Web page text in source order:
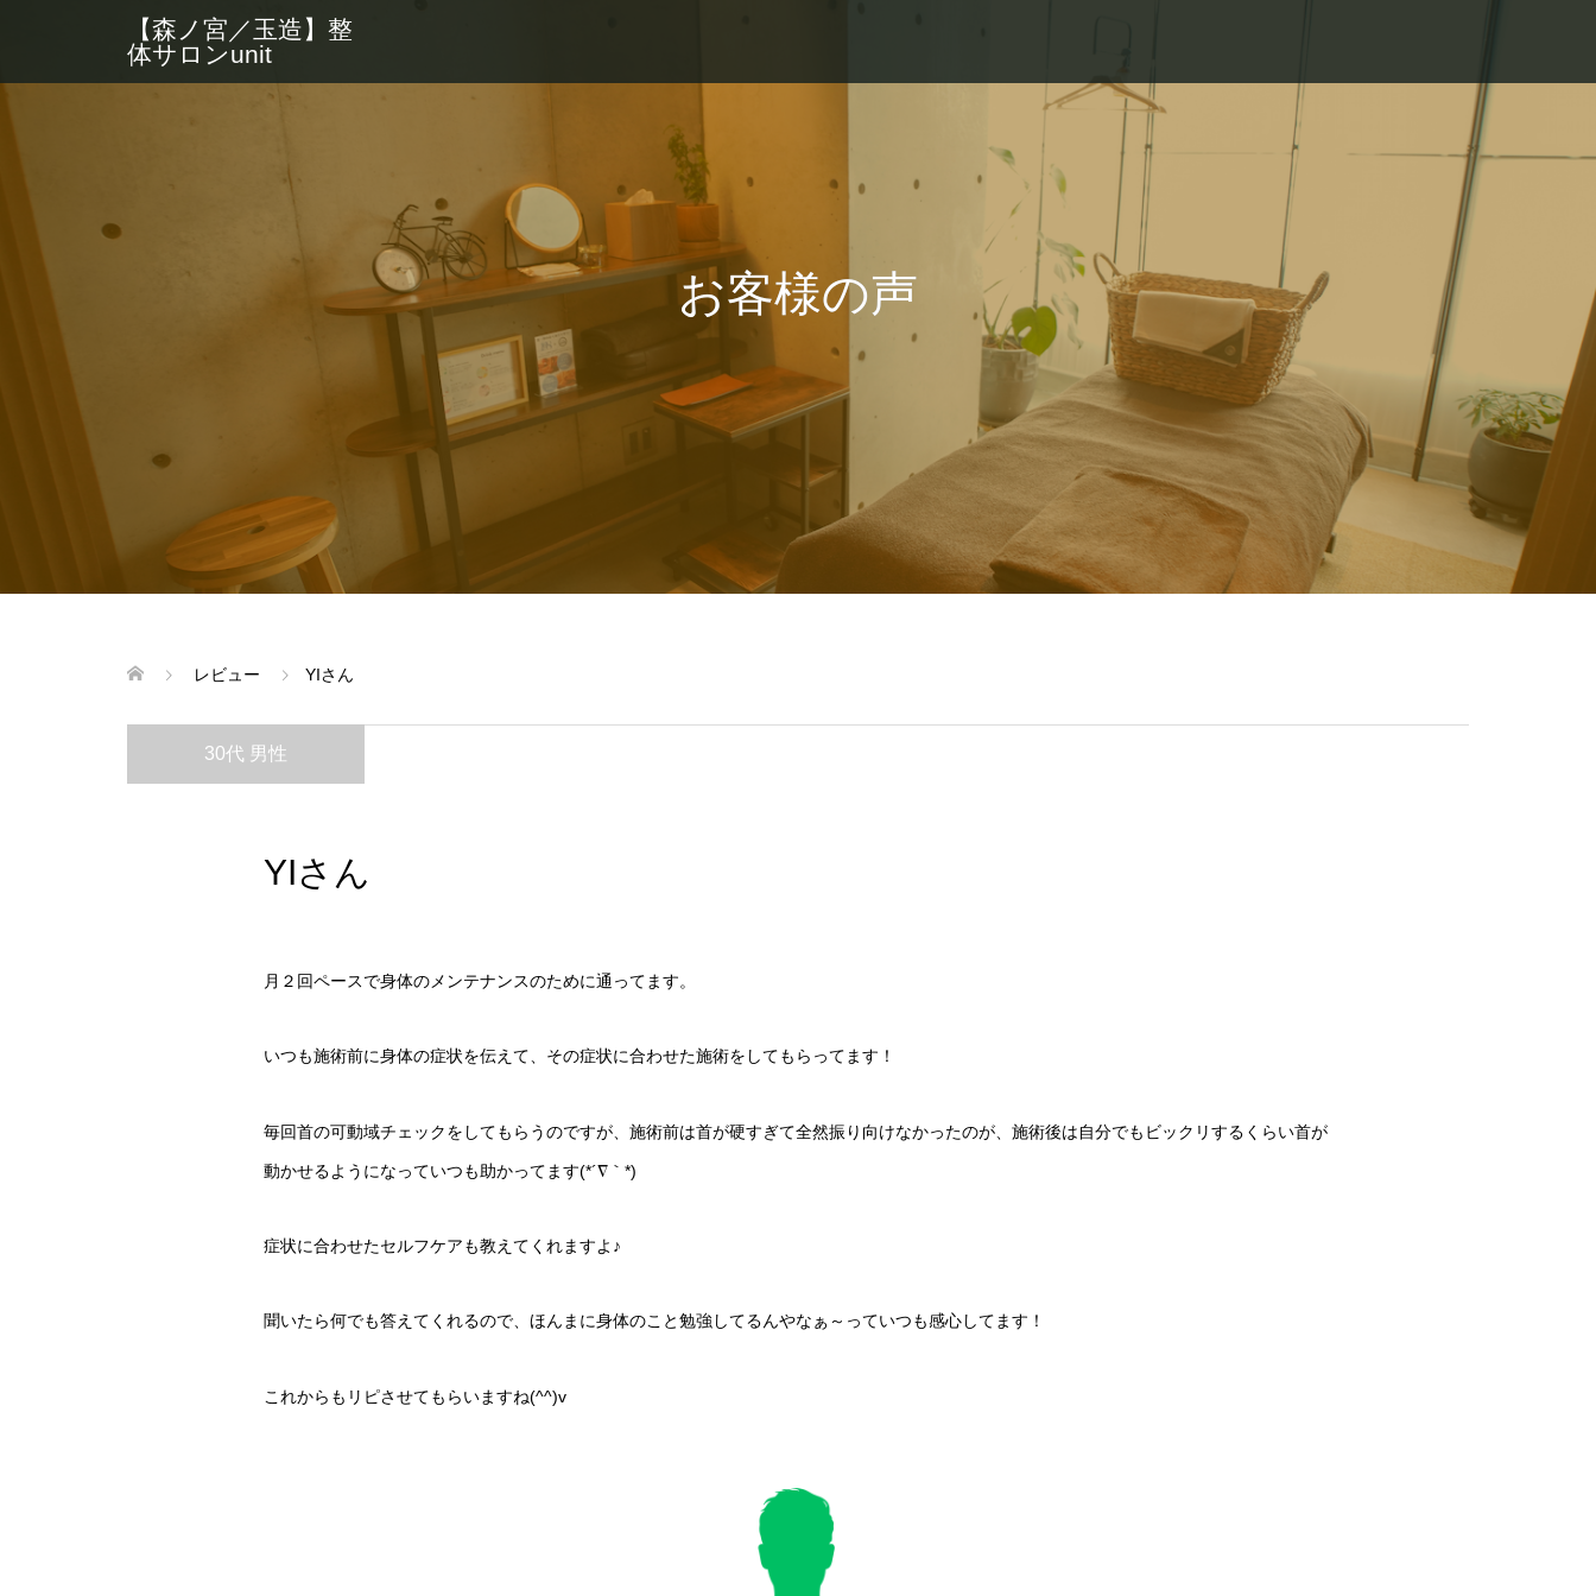
【森ノ宮／玉造】整
体サロンunit
お客様の声
レビュー YIさん
30代 男性
YIさん
月２回ペースで身体のメンテナンスのために通ってます。
いつも施術前に身体の症状を伝えて、その症状に合わせた施術をしてもらってます！
毎回首の可動域チェックをしてもらうのですが、施術前は首が硬すぎて全然振り向けなかったのが、施術後は自分でもビックリするくらい首が
動かせるようになっていつも助かってます(*´∇｀*)
症状に合わせたセルフケアも教えてくれますよ♪
聞いたら何でも答えてくれるので、ほんまに身体のこと勉強してるんやなぁ～っていつも感心してます！
これからもリピさせてもらいますね(^^)v